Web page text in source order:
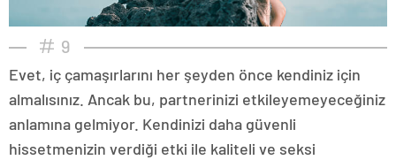
9
Evet, iç çamaşırlarını her şeyden önce kendiniz için
almalısınız. Ancak bu, partnerinizi etkileyemeyeceğiniz
anlamına gelmiyor. Kendinizi daha güvenli
hissetmenizin verdiği etki ile kaliteli ve seksi